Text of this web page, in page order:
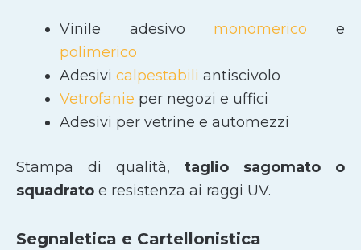
Vinile adesivo monomerico e
polimerico
Adesivi calpestabili antiscivolo
Vetrofanie per negozi e uffici
Adesivi per vetrine e automezzi
Stampa di qualità, taglio sagomato
o
squadrato e resistenza ai raggi UV.
Segnaletica e Cartellonistica